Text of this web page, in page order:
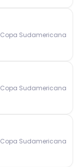
Copa Sudamericana
Copa Sudamericana
Copa Sudamericana